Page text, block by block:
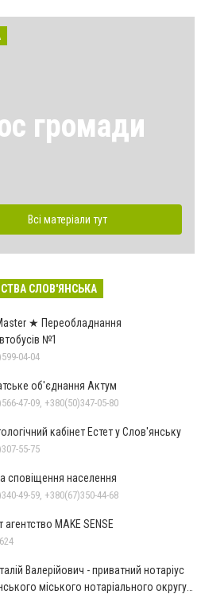
громади
Всі матеріали тут
СЛОВ'ЯНСЬКА
★ Переобладнання
№1
04-04
об'єднання Актум
47-09, +380(50)347-05-80
кабінет Естет у Слов'янську
55-75
сповіщення населення
49-59, +380(67)350-44-68
агентство MAKE SENSE
Валерійович - приватний нотаріус
міського нотаріального округу